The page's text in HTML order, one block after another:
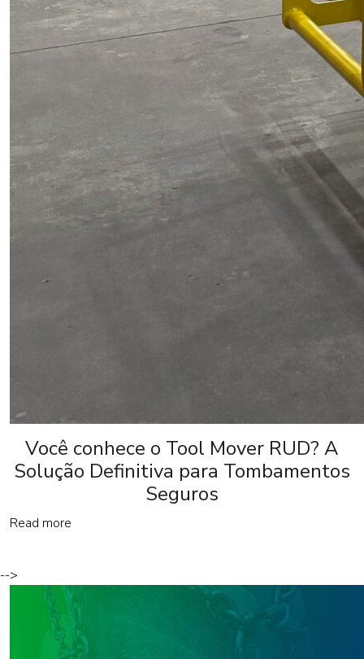
Você conhece o Tool Mover RUD? A
Solução Definitiva para Tombamentos
Seguros
Read more
-->